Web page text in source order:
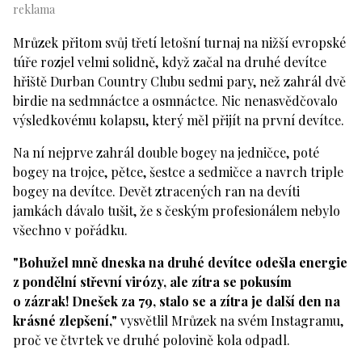
Mrůzek přitom svůj třetí letošní turnaj na nižší evropské
túře rozjel velmi solidně, když začal na druhé devítce
hřiště Durban Country Clubu sedmi pary, než zahrál dvě
birdie na sedmnáctce a osmnáctce. Nic nenasvědčovalo
výsledkovému kolapsu, který měl přijít na první devítce.
Na ní nejprve zahrál double bogey na jedničce, poté
bogey na trojce, pětce, šestce a sedmičce a navrch triple
bogey na devítce. Devět ztracených ran na devíti
jamkách dávalo tušit, že s českým profesionálem nebylo
všechno v pořádku.
"Bohužel mně dneska na druhé devítce odešla energie
z pondělní střevní virózy, ale zítra se pokusím
o zázrak! Dnešek za 79, stalo se a zítra je další den na
krásné zlepšení," vysvětlil Mrůzek na svém Instagramu,
proč ve čtvrtek ve druhé polovině kola odpadl.